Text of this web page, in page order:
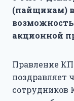
(пайщикам)
акционной
Правление
поздравляет
сотрудников